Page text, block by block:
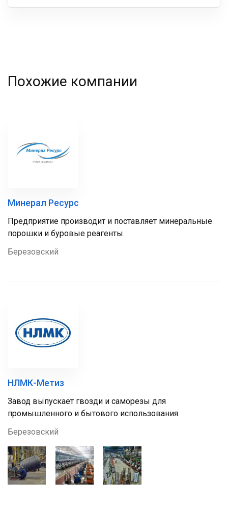
Ваша
Похожие компании
Минерал Ресурс
Предприятие производит и поставляет минеральные
порошки и буровые реагенты.
Березовский
НЛМК-Метиз
Завод выпускает гвозди и саморезы для
промышленного и бытового использования.
Березовский